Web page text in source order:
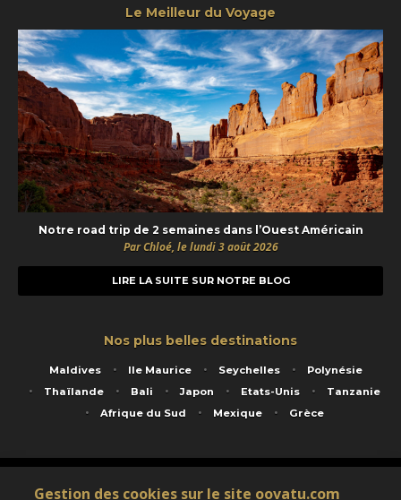
Le Meilleur du Voyage
Notre road trip de 2 semaines dans l’Ouest Américain
Par Chloé, le lundi 3 août 2026
LIRE LA SUITE SUR NOTRE BLOG
Nos plus belles destinations
Maldives Ile Maurice Seychelles
Polynésie
Thaïlande
Bali Japon Etats-Unis
Tanzanie
Afrique du Sud
Mexique Grèce
Service animé par Nautil Voyages - 22 rue Georges Picquart 75017 Paris - S.A.S
Gestion des cookies sur le site oovatu.com